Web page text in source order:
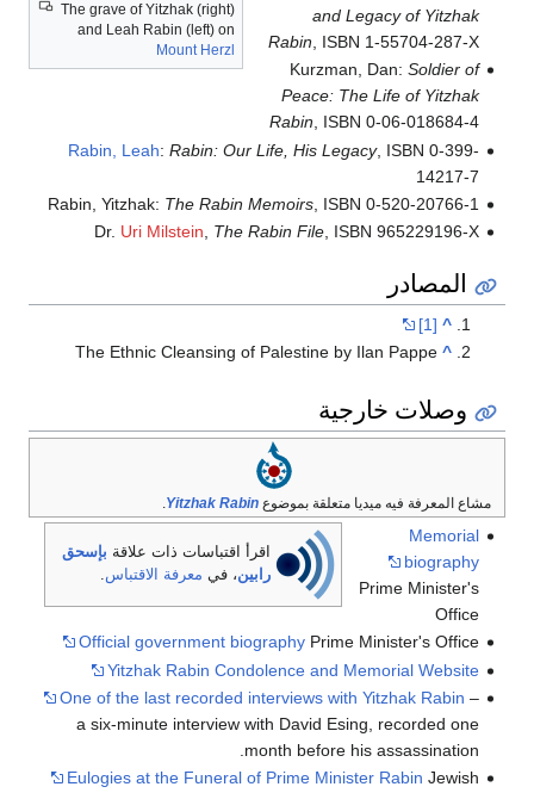
The grave of Yitzhak (right)
and Leah Rabin (left) on
Mount Herzl
and Legacy of Yitzhak
Rabin , ISBN 1-55704-287-X
Kurzman, Dan: Soldier of
Peace: The Life of Yitzhak
Rabin, ISBN 0-06-018684-4
Rabin, Leah: Rabin: Our Life, His Legacy, ISBN 0-399-
14217-7
Rabin, Yitzhak: The Rabin Memoirs, ISBN 0-520-20766-1
Dr. Uri Milstein, The Rabin File, ISBN 965229196-X
المصادر
^
[1]
^
The Ethnic Cleansing of Palestine by Ilan Pappe
وصلات خارجية
مشاع المعرفة فيه ميديا متعلقة بموضوعYitzhak Rabin
.
اقرأ اقتباسات ذات علاقة بإسحق
رابين، في معرفة الاقتباس.
Memorial
biography
Prime Minister's
Office
Official government biographyPrime Minister's Office
Yitzhak Rabin Condolence and Memorial Website
One of the last recorded interviews with Yitzhak Rabin –
a six-minute interview with David Esing, recorded one
month before his assassination.
Eulogies at the Funeral of Prime Minister Rabin Jewish